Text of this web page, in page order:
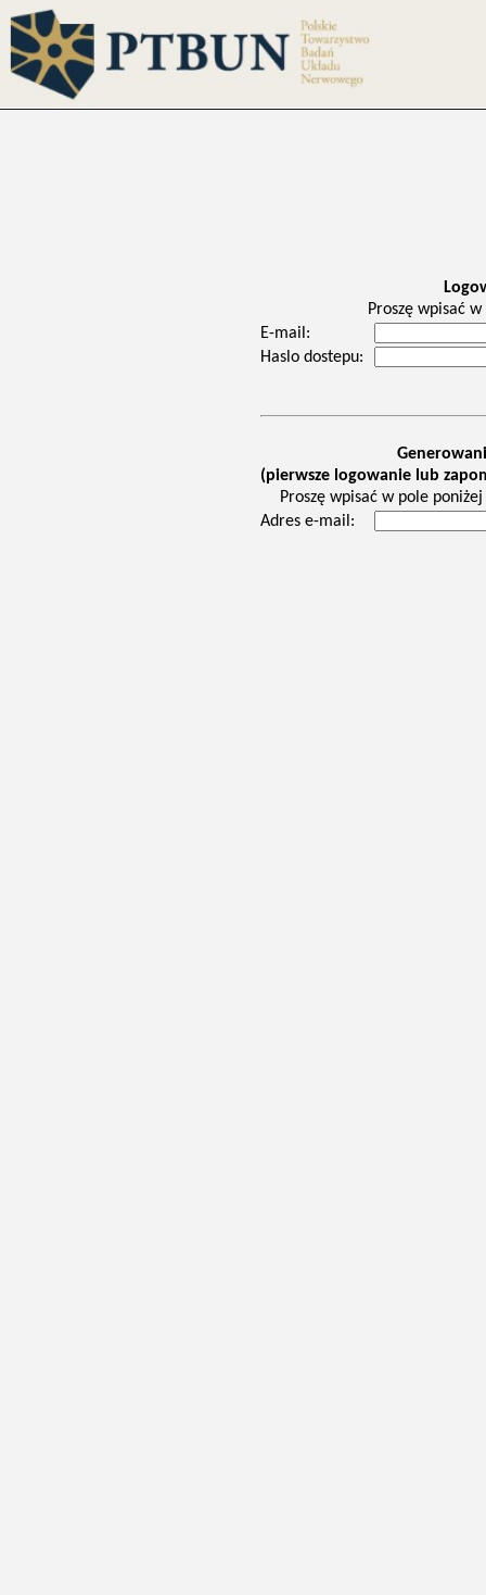
Proszę wpisać
E-mail:
Haslo dostepu:
(pierwsze logowanie lub
Proszę wpisać w pole
Adres e-mail: